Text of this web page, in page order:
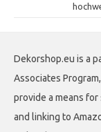
Dekorshop.eu is a
Associates
provide a means
and linking to